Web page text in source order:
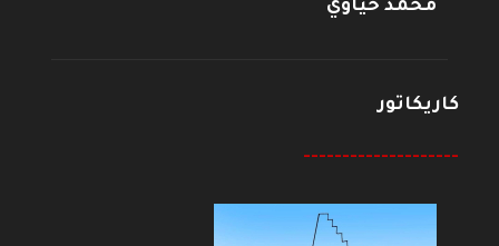
محمد حياوي
كاريكاتور
--------------------